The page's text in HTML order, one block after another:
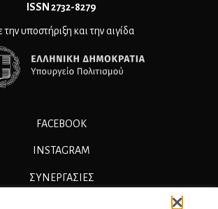
ΙSSN 2732-8279
υποστήριξη και την αιγίδα
FACEBOOK
INSTAGRAM
ΣΥΝΕΡΓΑΣΊΕΣ